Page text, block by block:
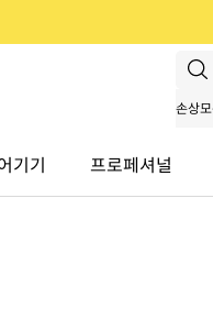
기기 프로페셔널